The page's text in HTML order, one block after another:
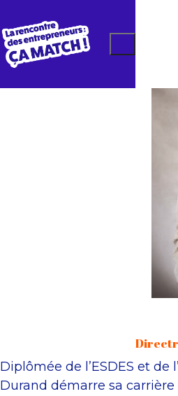
Diplômée de l’ESDES et de
Durand démarre sa